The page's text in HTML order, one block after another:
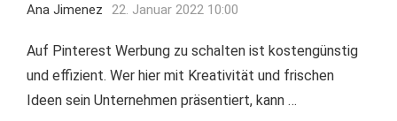
Ana Jimenez 22. Januar 2022 10:00
Auf Pinterest Werbung zu schalten ist kostengünstig
und effizient. Wer hier mit Kreativität und frischen
Ideen sein Unternehmen präsentiert, kann …